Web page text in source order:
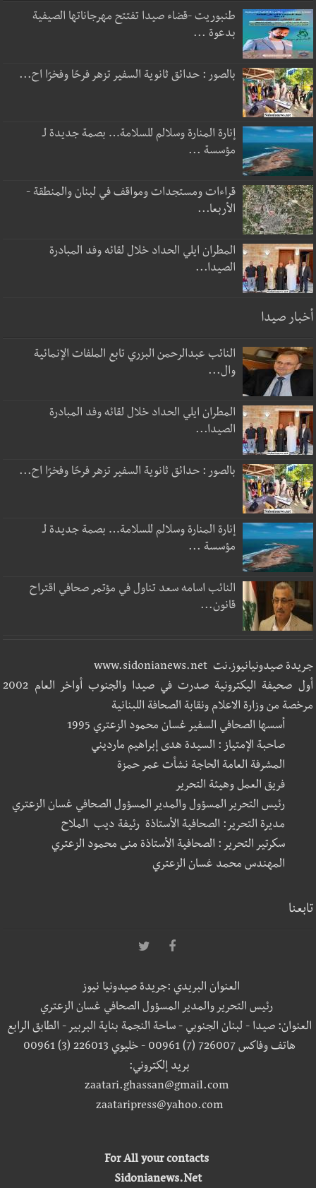
طنبوريت -قضاء صيدا تفتتح مهرجاناتها الصيفية
بدعوة ...
بالصور : حدائق ثانوية السفير تزهر فرحًا وفخرًا اح...
إنارة المنارة وسلالم للسلامة… بصمة جديدة لـ
مؤسسة ...
قراءات ومستجدات ومواقف في لبنان والمنطقة -
الأربعا...
المطران ايلي الحداد خلال لقائه وفد المبادرة
الصيدا...
أخبار صيدا
النائب عبدالرحمن البزري تابع الملفات الإنمائية
وال...
المطران ايلي الحداد خلال لقائه وفد المبادرة
الصيدا...
بالصور : حدائق ثانوية السفير تزهر فرحًا وفخرًا اح...
إنارة المنارة وسلالم للسلامة… بصمة جديدة لـ
مؤسسة ...
النائب اسامه سعد تناول في مؤتمر صحافي اقتراح
قانون...
جريدة صيدونيانيوز.نت www.sidonianews.net
أول صحيفة اليكترونية صدرت في صيدا والجنوب أواخر العام 2002
مرخصة من وزارة الاعلام ونقابة الصحافة اللبنانية
أسسها الصحافي السفير غسان محمود الزعتري 1995
صاحبة الإمتياز : السيدة هدى إبراهيم مارديني
المشرفة العامة الحاجة نشأت عمر حمزة
فريق العمل وهيئة التحرير
رئيس التحرير المسؤول والمدير المسؤول الصحافي غسان الزعتري
مديرة التحرير: الصحافية الأستاذة رئيفة ديب الملاح
سكرتير التحرير : الصحافية الأستاذة منى محمود الزعتري
المهندس محمد غسان الزعتري
تابعنا
العنوان البريدي :جريدة صيدونيا نيوز
رئيس التحرير والمدير المسؤول الصحافي غسان الزعتري
العنوان: صيدا - لبنان الجنوبي - ساحة النجمة بناية البربير - الطابق الرابع
هاتف وفاكس 726007 (7) 00961 - خليوي 226013 (3) 00961
بريد إلكتروني:
zaatari.ghassan@gmail.com
zaataripress@yahoo.com
For All your contacts
Sidonianews.Net